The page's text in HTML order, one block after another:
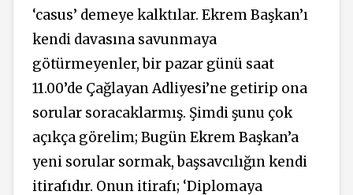
‘casus’ demeye kalktılar. Ekrem Başkan’ı
kendi davasına savunmaya
götürmeyenler, bir pazar günü saat
11.00’de Çağlayan Adliyesi’ne getirip ona
sorular soracaklarmış. Şimdi şunu çok
açıkça görelim; Bugün Ekrem Başkan’a
yeni sorular sormak, başsavcılığın kendi
itirafıdır. Onun itirafı; ‘Diplomaya